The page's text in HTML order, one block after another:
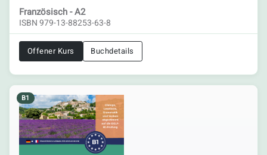
Französisch - A2
ISBN 979-13-88253-63-8
Offener Kurs Buchdetails
B1